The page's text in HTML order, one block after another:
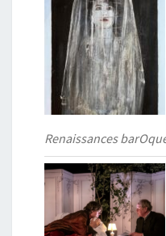
Renaissances